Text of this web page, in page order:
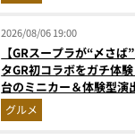
2026/08/06 19:00
【GRスープラが“〆さ
タGR初コラボをガチ体
台のミニカー＆体験型演
奮間違いなし
グルメ